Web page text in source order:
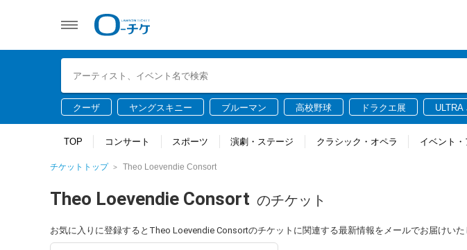
クーザ ヤングスキニー ブルーマン 高校野球 ドラクエ展
ULTRA
TOP コンサート スポーツ 演劇・ステージ クラシック・オペラ イベント・
チケットトップ Theo Loevendie Consort
Theo Loevendie Consort のチケット
お気に入りに登録するとTheo Loevendie Consortのチケットに関連する最新情報をメールでお届けいた